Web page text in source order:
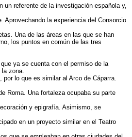
un referente de la investigación española y,
Aprovechando la experiencia del Consorcio
Una de las áreas en las que se han
los puntos en común de las tres
ya se cuenta con el permiso de la
la zona.
lo que es similar al Arco de Cáparra.
Roma. Una fortaleza ocupaba su parte
y epigrafía. Asimismo, se
en un proyecto similar en el Teatro